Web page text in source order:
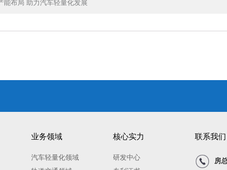
能布局 助力汽车轻量化发展
业务领域
汽车轻量化领域
核心实力
研发中心
联系我们
房